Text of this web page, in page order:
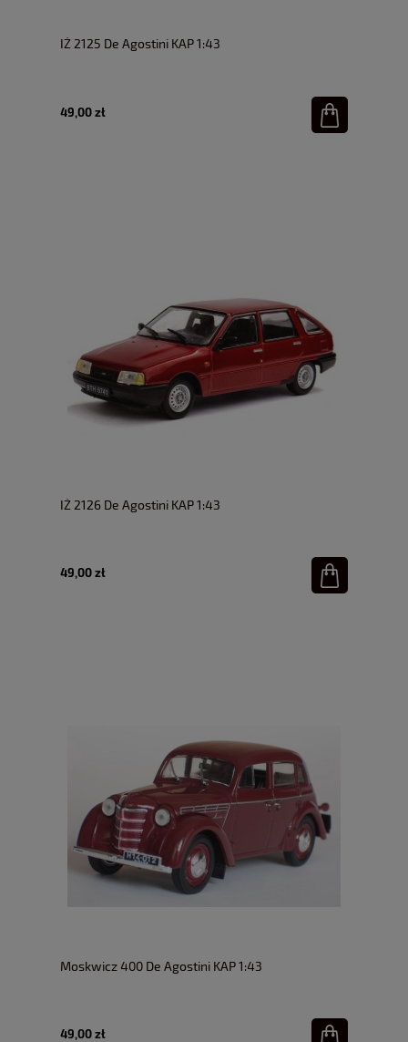
IŻ 2125 De Agostini KAP 1:43
49,00 zł
IŻ 2126 De Agostini KAP 1:43
49,00 zł
Moskwicz 400 De Agostini KAP 1:43
49,00 zł